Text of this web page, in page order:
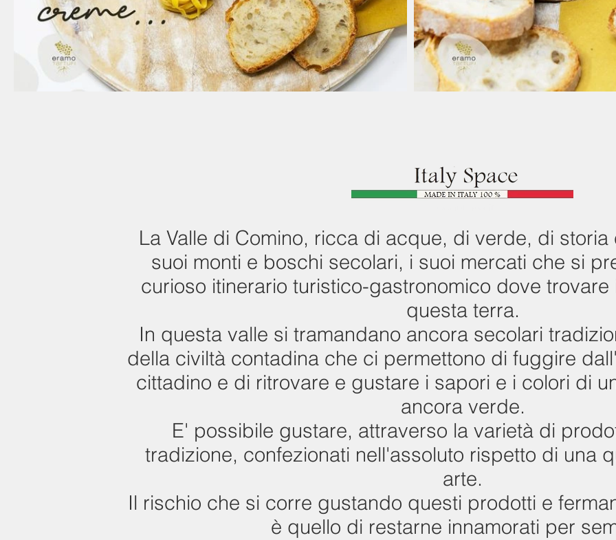
Azienda a conduzione familiare
che da anni è esperta nella
commercializzazione e
La Valle di Comino, ricca di acque, di verde, di
suoi monti e boschi secolari, i suoi mercati che si
curioso itinerario turistico-gastronomico dove
questa terra.
In questa valle si tramandano ancora secolari
della civiltà contadina che ci permettono di fuggire
cittadino e di ritrovare e gustare i sapori e i colori di
ancora verde.
E' possibile gustare, attraverso la varietà di
tradizione, confezionati nell'assoluto rispetto di una
arte.
Il rischio che si corre gustando questi prodotti e
è quello di restarne innamorati per